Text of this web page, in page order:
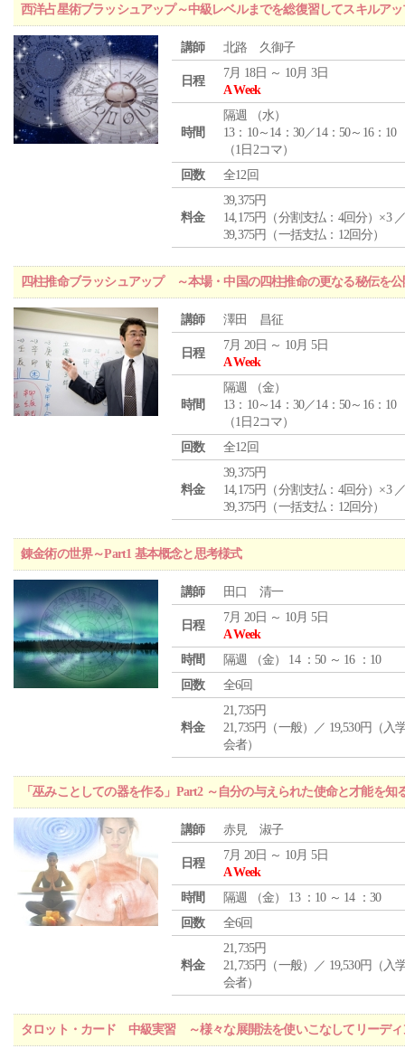
西洋占星術ブラッシュアップ～中級レベルまでを総復習してスキルア
講師 北路 久御子
日程
7月 18日 ～ 10月 3日
A Week
時間
隔週 （水）
13：10～14：30／14：50～16：10
（1日2コマ）
回数
全12回
料金
39,375円
14,175円（分割支払：4回分）×3
39,375円（一括支払：12回分）
四柱推命ブラッシュアップ ～本場・中国の四柱推命の更なる秘伝を
講師 澤田 昌征
日程
7月 20日 ～ 10月 5日
A Week
時間
隔週 （金）
13：10～14：30／14：50～16：10
（1日2コマ）
回数
全12回
料金
39,375円
14,175円（分割支払：4回分）×3
39,375円（一括支払：12回分）
錬金術の世界～Part1 基本概念と思考様式
講師 田口 清一
日程
7月 20日 ～ 10月 5日
A Week
時間
隔週 （金） 14 ：50 ～ 16 ：10
回数
全6回
料金
21,735円
21,735円（一般）／ 19,530円（入
会者）
「巫みことしての器を作る」Part2 ～自分の与えられた使命と才能を知
講師 赤見 淑子
日程
7月 20日 ～ 10月 5日
A Week
時間
隔週 （金） 13 ：10 ～ 14 ：30
回数
全6回
料金
21,735円
21,735円（一般）／ 19,530円（入
会者）
タロット・カード 中級実習 ～様々な展開法を使いこなしてリーディ